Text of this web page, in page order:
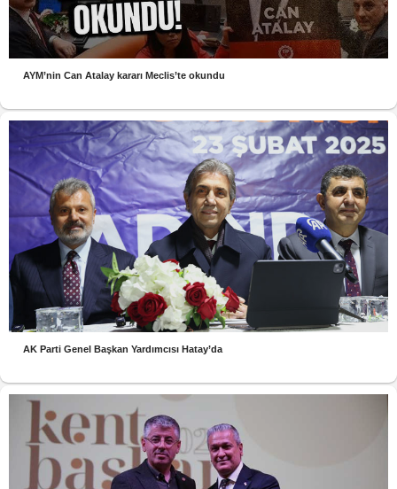
AYM’nin Can Atalay kararı Meclis’te okundu
AK Parti Genel Başkan Yardımcısı Hatay’da